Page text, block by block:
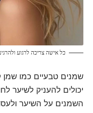
כל אישה צריכה לרגוע
שמנים טבעיים כמו שמן
יכולים להעניק לשיער
השמנים על השיער